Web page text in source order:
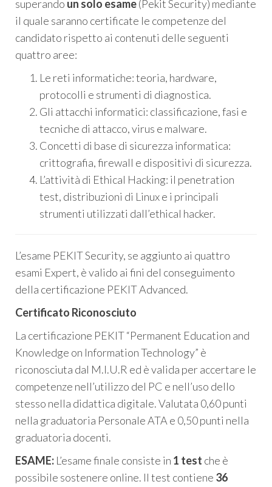
superando un solo esame(Pekit Security) mediante
il quale saranno certificate le competenze del
candidato rispetto ai contenuti delle seguenti
quattro aree:
Le reti informatiche: teoria, hardware,
protocolli e strumenti di diagnostica.
Gli attacchi informatici: classificazione, fasi e
tecniche di attacco, virus e malware.
Concetti di base di sicurezza informatica:
crittografia, firewall e dispositivi di sicurezza.
L’attività di Ethical Hacking: il penetration
test, distribuzioni di Linux e i principali
strumenti utilizzati dall’ethical hacker.
L’esame PEKIT Security, se aggiunto ai quattro
esami Expert, è valido ai fini del conseguimento
della certificazione PEKIT Advanced.
Certificato Riconosciuto
La certificazione PEKIT “Permanent Education and
Knowledge on Information Technology” è
riconosciuta dal M.I.U.R ed è valida per accertare le
competenze nell’utilizzo del PC e nell’uso dello
stesso nella didattica digitale. Valutata 0,60 punti
nella graduatoria Personale ATA e 0,50 punti nella
graduatoria docenti.
ESAME: L’esame finale consiste in 1 test che è
possibile sostenere online. Il test contiene 36